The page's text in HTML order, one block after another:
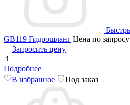
GB119 Гидрошланг Цена по запросу
Запросить цену
Подробнее
В избранное
Под заказ